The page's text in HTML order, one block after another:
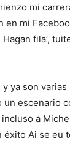
mi
en mi
fila’,
ya son
escenario
a
Ai se eu